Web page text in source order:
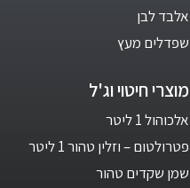
אלבד לבן
שפדלים מעץ
מוצרי חיטוי וג'ל
אלכוהול 1 ליטר
פטרולטום – וזלין טהור 1 ליטר
שמן שקדים טהור